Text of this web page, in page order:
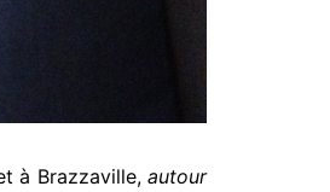
à Brazzaville, autour